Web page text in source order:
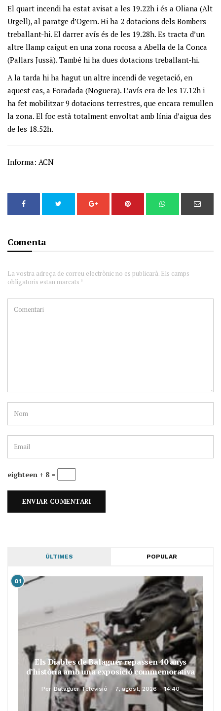
El quart incendi ha estat avisat a les 19.22h i és a Oliana (Alt
Urgell), al paratge d’Ogern. Hi ha 2 dotacions dels Bombers
treballant-hi. El darrer avís és de les 19.28h. Es tracta d’un
altre llamp caigut en una zona rocosa a Abella de la Conca
(Pallars Jussà). També hi ha dues dotacions treballant-hi.
A la tarda hi ha hagut un altre incendi de vegetació, en
aquest cas, a Foradada (Noguera). L’avís era de les 17.12h i
ha fet mobilitzar 9 dotacions terrestres, que encara remullen
la zona. El foc està totalment envoltat amb línia d’aigua des
de les 18.52h.
Informa: ACN
Comenta
La vostra adreça de correu electrònic no es publicarà. Els camps
obligatoris estan marcats *
eighteen + 8 =
ÚLTIMES POPULAR
01
Els Diables de Balaguer repassen 40 anys
d’història amb una exposició commemorativa
Per Balaguer Televisió 7, agost, 2026 - 14:40